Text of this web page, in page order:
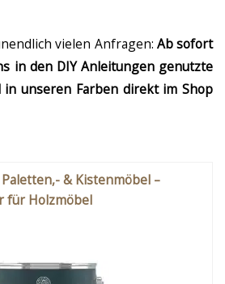
vielen Anfragen: Ab sofort
in den DIY Anleitungen genutzte
in unseren Farben direkt im Shop
& Kistenmöbel –
für Holzmöbel